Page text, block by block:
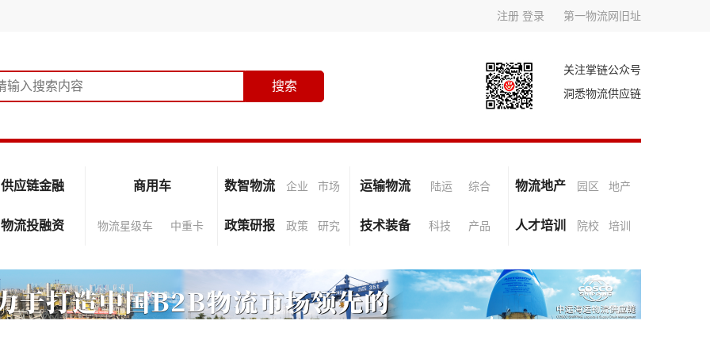
注册 登录 第一物流网旧址
关注掌链公众号
洞悉物流供应链
供应链金融 商用车 数智物流 企业 市场 运输物流 陆运 综合 物流地产 园区 地产
物流投融资 物流星级车 中重卡 政策研报 政策 研究 技术装备 科技 产品 人才培训 院校 培训